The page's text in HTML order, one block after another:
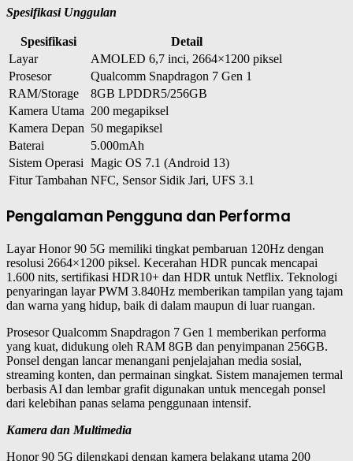
Spesifikasi Unggulan
Spesifikasi
Detail
Layar
AMOLED 6,7 inci, 2664×1200 piksel
Prosesor
Qualcomm Snapdragon 7 Gen 1
RAM/Storage
8GB LPDDR5/256GB
Kamera Utama 200 megapiksel
Kamera Depan 50 megapiksel
Baterai
5.000mAh
Sistem Operasi Magic OS 7.1 (Android 13)
Fitur Tambahan NFC, Sensor Sidik Jari, UFS 3.1
Pengalaman Pengguna dan Performa
Layar Honor 90 5G memiliki tingkat pembaruan 120Hz dengan
resolusi 2664×1200 piksel. Kecerahan HDR puncak mencapai
1.600 nits, sertifikasi HDR10+ dan HDR untuk Netflix. Teknologi
penyaringan layar PWM 3.840Hz memberikan tampilan yang tajam
dan warna yang hidup, baik di dalam maupun di luar ruangan.
Prosesor Qualcomm Snapdragon 7 Gen 1 memberikan performa
yang kuat, didukung oleh RAM 8GB dan penyimpanan 256GB.
Ponsel dengan lancar menangani penjelajahan media sosial,
streaming konten, dan permainan singkat. Sistem manajemen termal
berbasis AI dan lembar grafit digunakan untuk mencegah ponsel
dari kelebihan panas selama penggunaan intensif.
Kamera dan Multimedia
Honor 90 5G dilengkapi dengan kamera belakang utama 200